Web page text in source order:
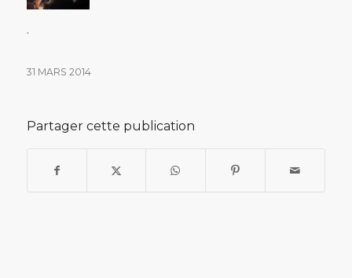
.
31 MARS 2014
Partager cette publication